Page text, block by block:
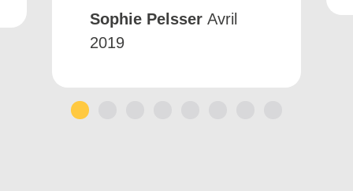
Sophie Pelsser Avril
2019